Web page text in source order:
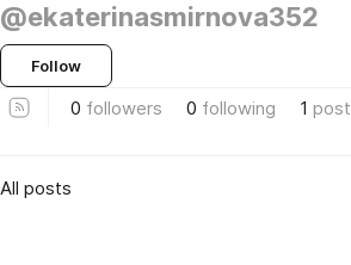
@ekaterinasmirnova352
Follow
0 followers 0 following 1 post
All posts